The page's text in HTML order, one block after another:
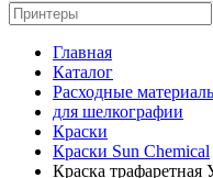
Главная
Каталог
Расходные
для шелкографии
Краски
Краски Sun Chemical
Краска